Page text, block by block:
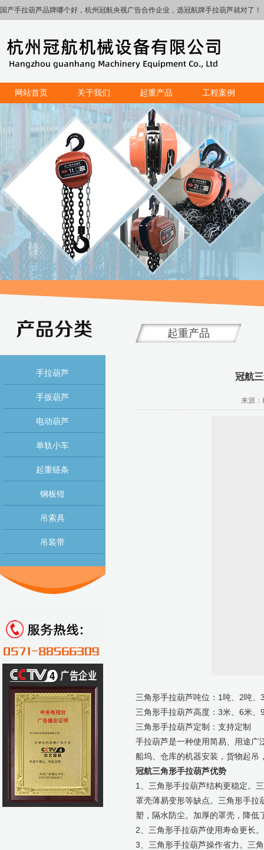
国产手拉葫芦品牌哪个好，杭州冠航央视广告合作企业，选冠航牌手拉葫芦就对了！
网站首页 关于我们 起重产品 工程案例
手拉葫芦
手扳葫芦
电动葫芦
单轨小车
起重链条
钢板钳
吊索具
吊装带
起重产品
冠航
来源：
三角形手拉葫芦吨位：1吨、2吨、
三角形手拉葫芦高度：3米、6米、
三角形手拉葫芦定制：支持定制
手拉葫芦是一种使用简易、用途广
船坞、仓库的机器安装，货物起吊
冠航三角形手拉葫芦优势
1、三角形手拉葫芦结构更稳定。
罩壳薄易变形等缺点。三角形手拉
塑，隔水防尘。加厚的罩壳，降低
2、三角形手拉葫芦使用寿命更长
3、三角形手拉葫芦操作省力。三